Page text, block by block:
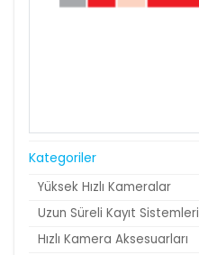
Kategoriler
Yüksek Hızlı Kameralar
Uzun Süreli Kayıt Sistemleri
Hızlı Kamera Aksesuarları